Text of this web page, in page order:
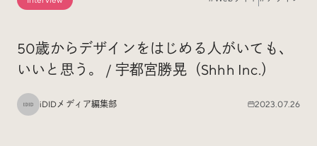
Events イベント
50歳からデザインをはじめる人がいても、
いいと思う。 / 宇都宮勝晃（Shhh Inc.）
iDIDメディア編集部 2023.07.26